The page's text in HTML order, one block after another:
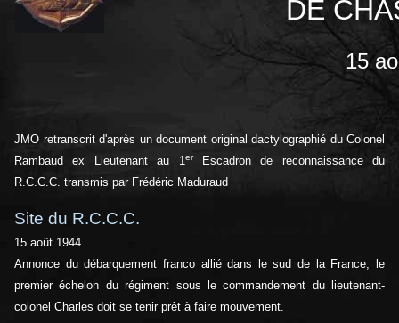
DE
15
JMO retranscrit d'après un document original dactylographié du Colonel
Rambaud ex Lieutenant au 1erEscadron de reconnaissance du
R.C.C.C. transmis par Frédéric Maduraud
Site du R.C.C.C.
15 août 1944
Annonce du débarquement franco allié dans le sud de la France, le
premier échelon du régiment sous le commandement du lieutenant-
colonel Charles doit se tenir prêt à faire mouvement.